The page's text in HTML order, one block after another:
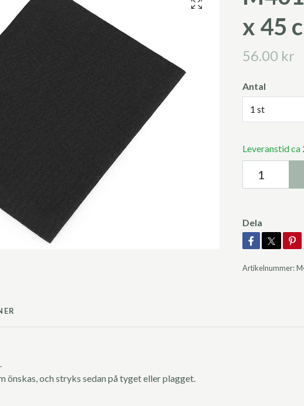
x 45
56.00 kr
Antal
1 st
Leveranstid ca
Dela
Artikelnummer:
och stryks sedan på tyget eller plagget.